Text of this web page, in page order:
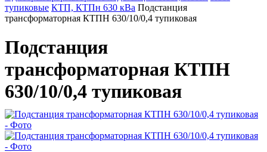
тупиковые КТП, КТПн 630 кВа Подстанция
трансформаторная КТПН 630/10/0,4 тупиковая
Подстанция
трансформаторная КТПН
630/10/0,4 тупиковая